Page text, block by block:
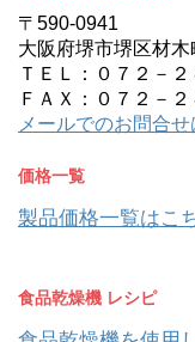
〒590-0941
大阪府堺市堺区材木
ＴＥＬ：０７２－
ＦＡＸ：０７２－
メールでのお問合
価格一覧
製品価格一覧はこ
食品乾燥機 レシピ